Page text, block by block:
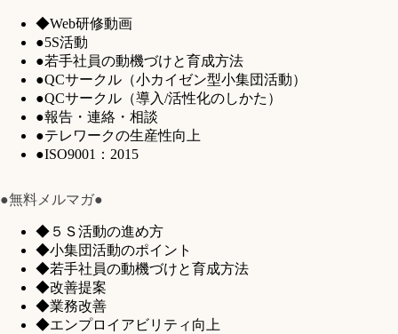
◆Web研修動画
●5S活動
●若手社員の動機づけと育成方法
●QCサークル（小カイゼン型小集団活動）
●QCサークル（導入/活性化のしかた）
●報告・連絡・相談
●テレワークの生産性向上
●ISO9001：2015
●無料メルマガ●
◆５Ｓ活動の進め方
◆小集団活動のポイント
◆若手社員の動機づけと育成方法
◆改善提案
◆業務改善
◆エンプロイアビリティ向上